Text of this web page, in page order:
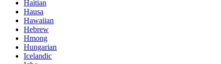
Haitian
Hausa
Hawaiian
Hebrew
Hmong
Hungarian
Icelandic